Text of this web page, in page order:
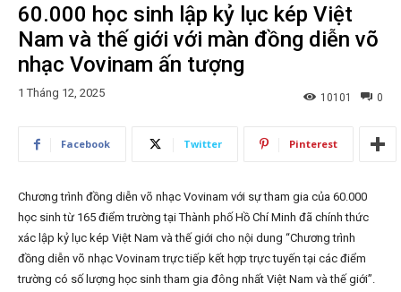
60.000 học sinh lập kỷ lục kép Việt
Nam và thế giới với màn đồng diễn võ
nhạc Vovinam ấn tượng
1 Tháng 12, 2025 0
10101
Facebook Twitter Pinterest
Chương trình đồng diễn võ nhạc Vovinam với sự tham gia của 60.000
học sinh từ 165 điểm trường tại Thành phố Hồ Chí Minh đã chính thức
xác lập kỷ lục kép Việt Nam và thế giới cho nội dung “Chương trình
đồng diễn võ nhạc Vovinam trực tiếp kết hợp trực tuyến tại các điểm
trường có số lượng học sinh tham gia đông nhất Việt Nam và thế giới”.